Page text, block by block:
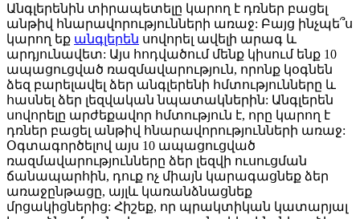
Անգլերենին տիրապետելը կարող է դռներ բացել
անթիվ հնարավորությունների առաջ: Բայց ինչպե՞ս
կարող եք անգլերեն սովորել ավելի արագ և
արդյունավետ: Այս հոդվածում մենք կիսում ենք 10
ապացուցված ռազմավարություն, որոնք կօգնեն
ձեզ բարելավել ձեր անգլերենի հմտությունները և
հասնել ձեր լեզվական նպատակներին: Անգլերեն
սովորելը արժեքավոր հմտություն է, որը կարող է
դռներ բացել անթիվ հնարավորությունների առաջ:
Օգտագործելով այս 10 ապացուցված
ռազմավարությունները ձեր լեզվի ուսուցման
ճանապարհին, դուք ոչ միայն կարագացնեք ձեր
առաջընթացը, այլև կառանձնացնեք
մրցակիցներից: Հիշեք, որ պրակտիկան կատարյալ